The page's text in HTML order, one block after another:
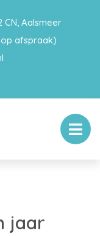
CN, Aalsmeer
op afspraak)
jaar